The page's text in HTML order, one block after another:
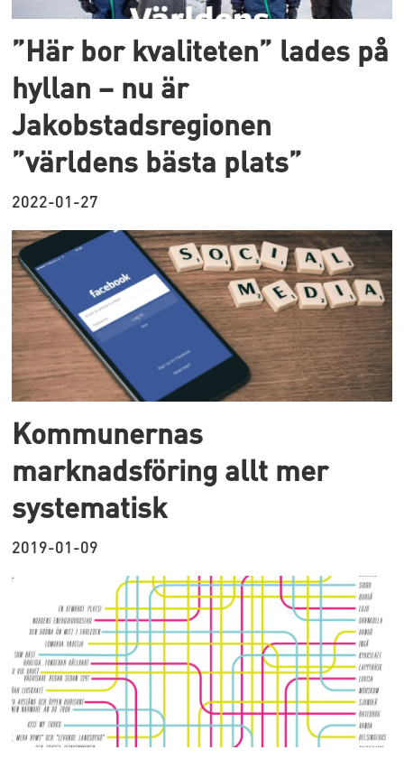
”Här bor kvaliteten” lades på
hyllan – nu är
Jakobstadsregionen
”världens bästa plats”
2022-01-27
Kommunernas
marknadsföring allt mer
systematisk
2019-01-09